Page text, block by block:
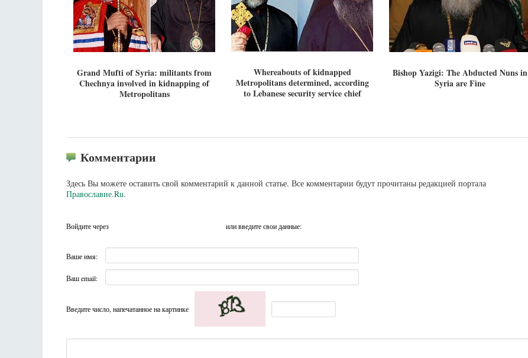
Grand Mufti of Syria: militants from
Chechnya involved in kidnapping of
Metropolitans
Whereabouts of kidnapped
Metropolitans determined, according
to Lebanese security service chief
Bishop Yazigi: The Abducted Nuns in
Syria are Fine
Комментарии
Здесь Вы можете оставить свой комментарий к данной статье. Все комментарии будут прочитаны редакцией портала
Православие.Ru.
Войдите через или введите свои данные:
Ваше имя:
Ваш email:
Введите число, напечатанное на картинке